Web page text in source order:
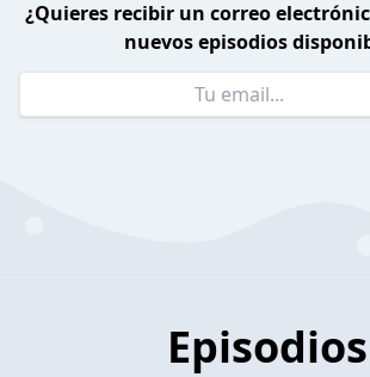
¿Quieres recibir un correo
nuevos episodios
Episodios